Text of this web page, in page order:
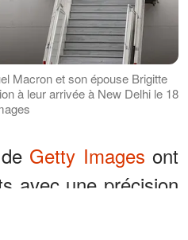
Macron et son épouse Brigitte
à leur arrivée à New Delhi le 18
Getty Images ont
avec une précision